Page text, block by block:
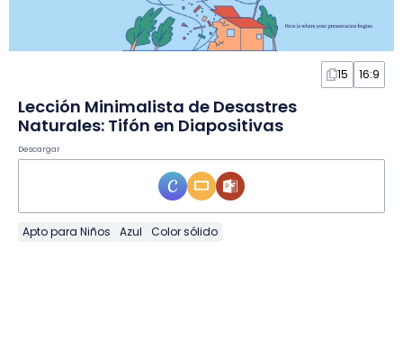
15 16:9
Lección Minimalista de Desastres
Naturales: Tifón en Diapositivas
Descargar
Apto para Niños Azul Color sólido